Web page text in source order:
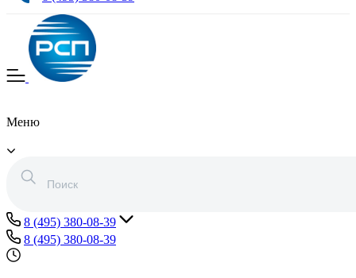
Меню
8 (495) 380-08-39
8 (495) 380-08-39